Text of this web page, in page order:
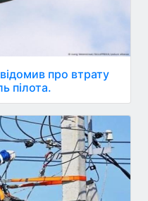
про втрату
пілота.